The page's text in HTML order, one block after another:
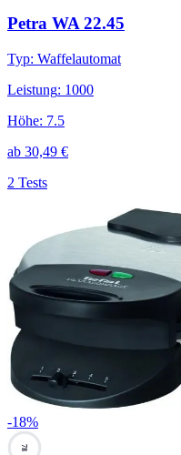
Petra WA 22.45
Typ: Waffelautomat
Leistung: 1000
Höhe: 7.5
ab 30,49 €
2 Tests
-18%
78